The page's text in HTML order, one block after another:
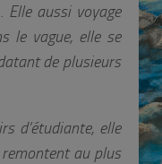
Elle aussi voyage
le vague, elle se
de plusieurs
d’étudiante, elle
au plus